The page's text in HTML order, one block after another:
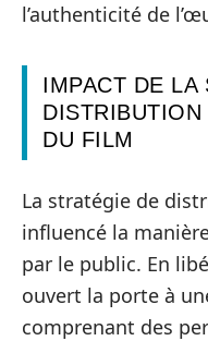
l’authenticité de
IMPACT DE LA
DU FILM
La stratégie de
influencé la
par le public. En
ouvert la porte à
comprenant des